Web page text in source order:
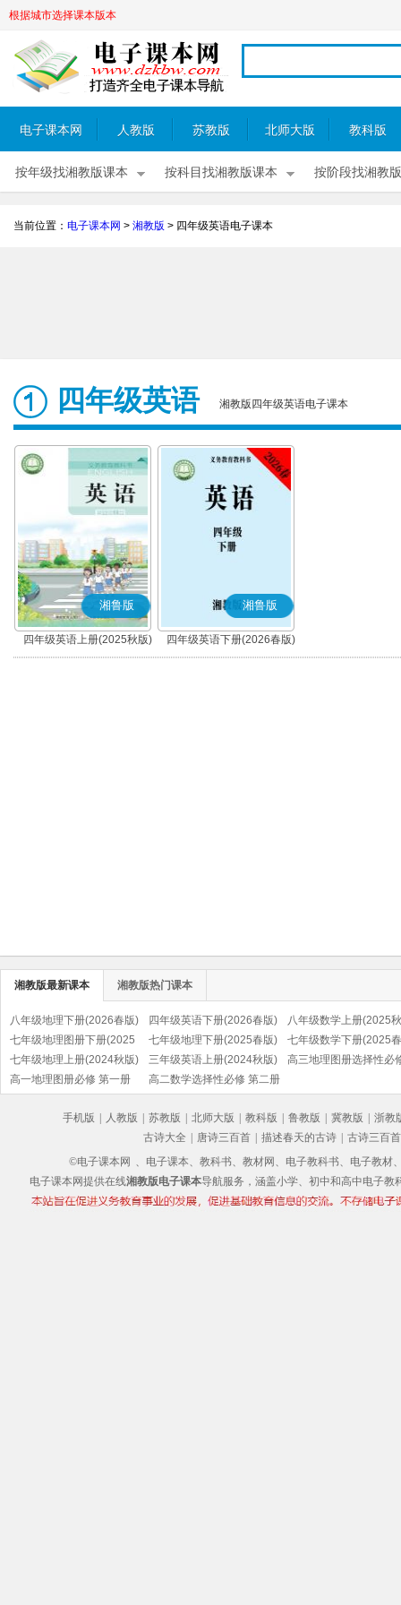
根据城市选择课本版本
电子课本网 人教版 苏教版 北师大版 教科版
按年级找湘教版课本 按科目找湘教版课本 按阶段找湘教
当前位置： 电子课本网 > 湘教版 > 四年级英语电子课本
四年级英语 湘教版四年级英语电子课本
湘鲁版
四年级英语上册(2025秋版)
(湘鲁版)
湘鲁版
四年级英语下册(2026春版)
(湘鲁版)
湘教版最新课本 湘教版热门课本
八年级地理下册(2026春版)
四年级英语下册(2026春版)
(湘鲁版)
八年级数学上册(2025
七年级地理图册下册(2025
春版)
七年级地理下册(2025春版)
七年级数学下册(2025
七年级地理上册(2024秋版)
三年级英语上册(2024秋版)
(湘鲁版)
高三地理图册选择性必
高一地理图册必修 第一册 高二数学选择性必修 第二册
手机版 人教版 苏教版 北师大版 教科版 鲁教版 冀教版
浙教
古诗大全
唐诗三百首 描述春天的古诗
古诗三百首
©电子课本网 、电子课本、教科书、教材网、电子教科书、电子教材
电子课本网提供在线湘教版电子课本导航服务，涵盖小学、初中和高中电子